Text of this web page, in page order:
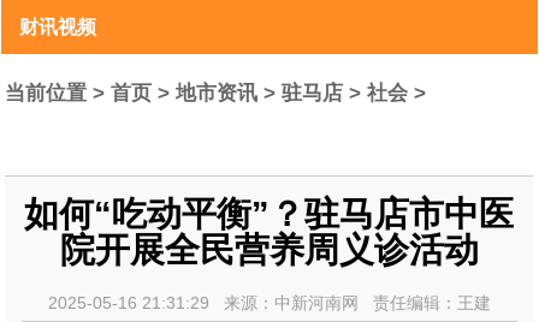
财讯视频
当前位置 >首页 >地市资讯 >驻马店 >社会 >
如何“吃动平衡”？驻马店市中医
院开展全民营养周义诊活动
2025-05-16 21:31:29 来源：中新河南网 责任编辑：王建